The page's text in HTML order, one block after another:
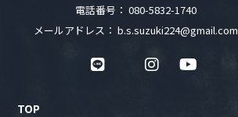
電話番号： 080-5832-1740
メールアドレス： b.s.suzuki224@gmail.com
TOP